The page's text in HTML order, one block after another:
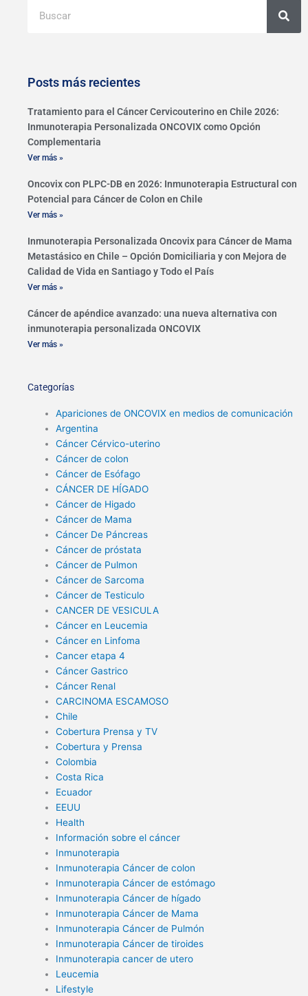
Posts más recientes
Tratamiento para el Cáncer Cervicouterino en Chile 2026:
Inmunoterapia Personalizada ONCOVIX como Opción
Complementaria
Ver más »
Oncovix con PLPC-DB en 2026: Inmunoterapia Estructural con
Potencial para Cáncer de Colon en Chile
Ver más »
Inmunoterapia Personalizada Oncovix para Cáncer de Mama
Metastásico en Chile – Opción Domiciliaria y con Mejora de
Calidad de Vida en Santiago y Todo el País
Ver más »
Cáncer de apéndice avanzado: una nueva alternativa con
inmunoterapia personalizada ONCOVIX
Ver más »
Categorías
Apariciones de ONCOVIX en medios de comunicación
Argentina
Cáncer Cérvico-uterino
Cáncer de colon
Cáncer de Esófago
CÁNCER DE HÍGADO
Cáncer de Higado
Cáncer de Mama
Cáncer De Páncreas
Cáncer de próstata
Cáncer de Pulmon
Cáncer de Sarcoma
Cáncer de Testiculo
CANCER DE VESICULA
Cáncer en Leucemia
Cáncer en Linfoma
Cancer etapa 4
Cáncer Gastrico
Cáncer Renal
CARCINOMA ESCAMOSO
Chile
Cobertura Prensa y TV
Cobertura y Prensa
Colombia
Costa Rica
Ecuador
EEUU
Health
Información sobre el cáncer
Inmunoterapia
Inmunoterapia Cáncer de colon
Inmunoterapia Cáncer de estómago
Inmunoterapia Cáncer de hígado
Inmunoterapia Cáncer de Mama
Inmunoterapia Cáncer de Pulmón
Inmunoterapia Cáncer de tiroides
Inmunoterapia cancer de utero
Leucemia
Lifestyle